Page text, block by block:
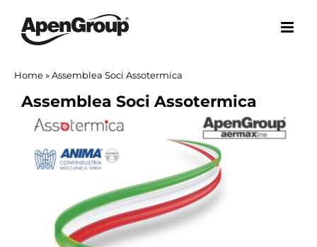
contenuto
Home»Assemblea Soci Assotermica
Assemblea Soci Assotermica
Ingrandisci